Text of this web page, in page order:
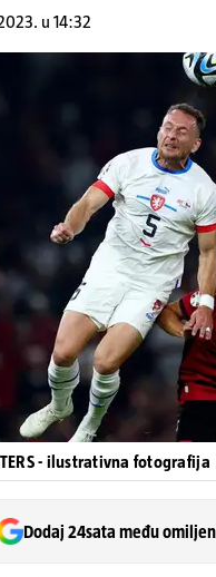
u 14:32
- ilustrativna fotografija
Dodaj 24sata među